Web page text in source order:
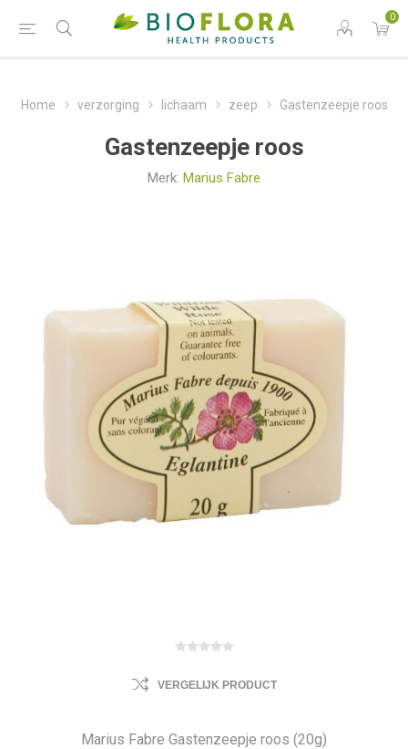
0
Home verzorging lichaam zeep Gastenzeepje roos
Gastenzeepje roos
Merk: Marius Fabre
VERGELIJK PRODUCT
Marius Fabre Gastenzeepje roos (20g)